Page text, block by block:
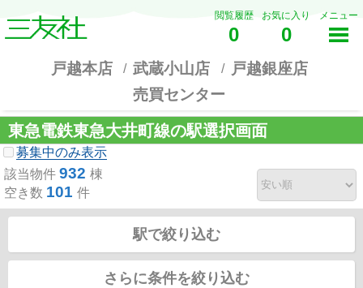
閲覧履歴
0
お気に入り
0
メニュー
戸越本店 武蔵小山店
戸越銀座店
売買センター
東急電鉄東急大井町線の駅選択画面
募集中のみ表示
該当物件 932 棟
空き数 101 件
駅で絞り込む
さらに条件を絞り込む